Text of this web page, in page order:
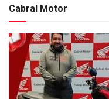
Cabral Motor